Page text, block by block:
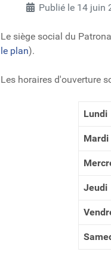
Publié le 14 juin
Le siège social du
le plan).
Les horaires d'ouverture
Lundi
Mardi
Jeudi